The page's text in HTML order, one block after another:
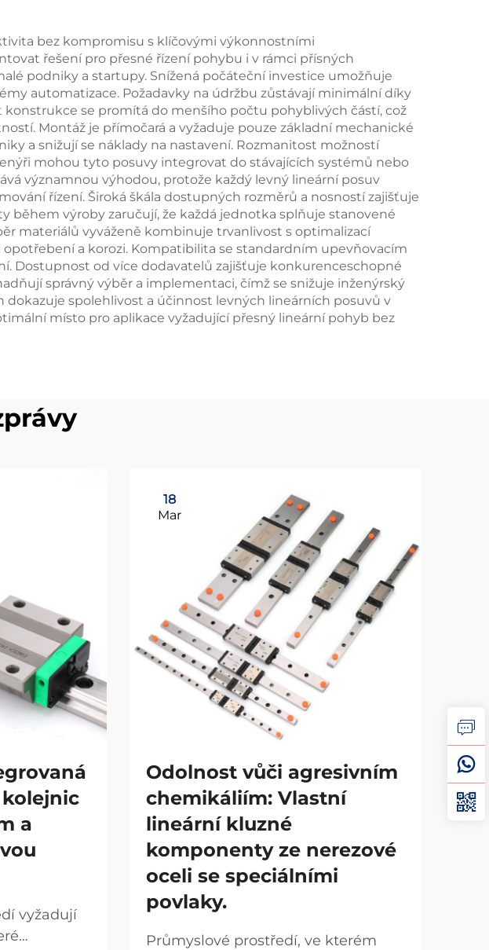
bez kompromisu s klíčovými výkonnostními
řešení pro přesné řízení pohybu i v rámci přísných
podniky a startupy. Snížená počáteční investice umožňuje
automatizace. Požadavky na údržbu zůstávají minimální díky
se promítá do menšího počtu pohyblivých částí, což
Montáž je přímočará a vyžaduje pouze základní mechanické
a snižují se náklady na nastavení. Rozmanitost možností
mohou tyto posuvy integrovat do stávajících systémů nebo
významnou výhodou, protože každý levný lineární posuv
řízení. Široká škála dostupných rozměrů a nosností zajišťuje
výroby zaručují, že každá jednotka splňuje stanovené
materiálů vyváženě kombinuje trvanlivost s optimalizací
a korozi. Kompatibilita se standardním upevňovacím
Dostupnost od více dodavatelů zajišťuje konkurenceschopné
správný výběr a implementaci, čímž se snižuje inženýrský
spolehlivost a účinnost levných lineárních posuvů v
místo pro aplikace vyžadující přesný lineární pohyb bez
a
vyžadují
18
Mar
Odolnost vůči agresivním
chemikáliím: Vlastní
lineární kluzné
komponenty ze nerezové
oceli se speciálními
povlaky.
Průmyslové prostředí, ve kterém